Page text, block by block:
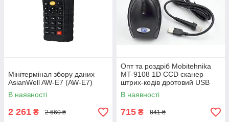
Мінітермінал збору даних
AsianWell AW-E7 (AW-E7)
В наявності
2 261 ₴ 2 660 ₴
Опт та роздріб Mobitehnika
MT-9108 1D CCD сканер
штрих-кодів дротовий USB
(AW-9108)
В наявності
715 ₴ 841 ₴